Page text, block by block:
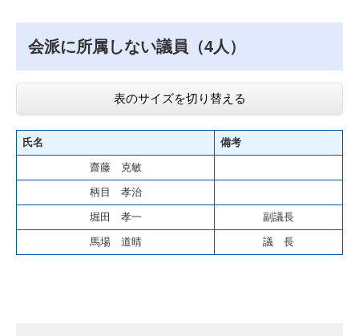
会派に所属しない議員（4人）
表のサイズを切り替える
氏名 備考
齋藤 克敏
柄目 孝治
堀田 孝一 副議長
馬場 道晴 議 長